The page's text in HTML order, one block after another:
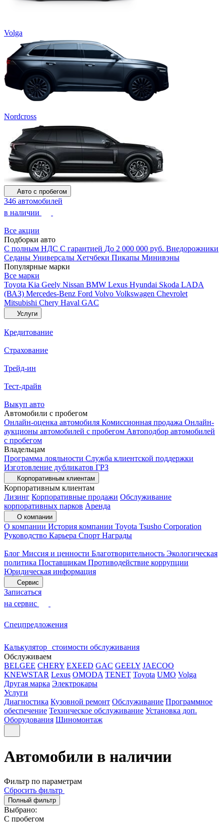
Volga
Nordcross
Авто с пробегом
346 автомобилей
в наличии
Все акции
Подборки авто
С полным НДС С гарантией До 2 000 000 руб. Внедорожники
Седаны Универсалы Хетчбеки Пикапы Минивэны
Популярные марки
Все марки
Toyota Kia Geely Nissan BMW Lexus Hyundai Skoda LADA
(ВАЗ) Mercedes-Benz Ford Volvo Volkswagen Chevrolet
Mitsubishi Chery Haval GAC
Услуги
Кредитование
Страхование
Трейд-ин
Тест-драйв
Выкуп авто
Автомобили с пробегом
Онлайн-оценка автомобиля Комиссионная продажа Онлайн-
аукционы автомобилей с пробегом Автоподбор автомобилей
с пробегом
Владельцам
Программа лояльности Служба клиентской поддержки
Изготовление дубликатов ГРЗ
Корпоративным клиентам
Корпоративным клиентам
Лизинг Корпоративные продажи Обслуживание
корпоративных парков Аренда
О компании
О компании История компании Toyota Tsusho Corporation
Руководство Карьера Спорт Награды
Блог Миссия и ценности Благотворительность Экологическая
политика Поставщикам Противодействие коррупции
Юридическая информация
Сервис
Записаться
на сервис
Спецпредложения
Калькулятор стоимости обслуживания
Обслуживаем
BELGEE CHERY EXEED GAC GEELY JAECOO
KNEWSTAR Lexus OMODA TENET Toyota UMO Volga
Другая марка Электрокары
Услуги
Диагностика Кузовной ремонт Обслуживание Программное
обеспечение Техническое обслуживание Установка доп.
Оборудования Шиномонтаж
Автомобили в наличии
Фильтр по параметрам
Сбросить фильтр
Полный фильтр
Выбрано:
С пробегом